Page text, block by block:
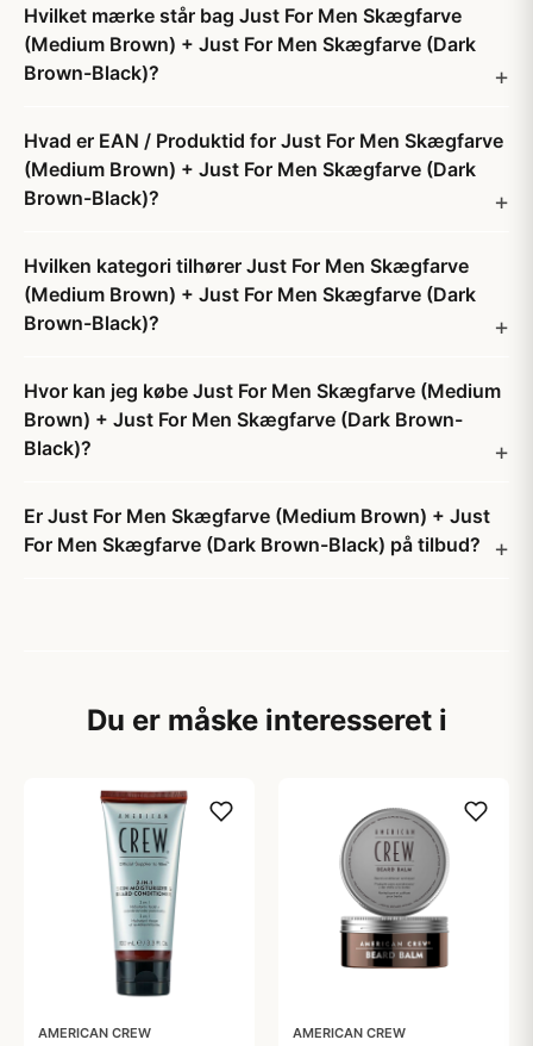
Hvilket mærke står bag Just For Men Skægfarve
(Medium Brown) + Just For Men Skægfarve (Dark
Brown-Black)?
Hvad er EAN / Produktid for Just For Men Skægfarve
(Medium Brown) + Just For Men Skægfarve (Dark
Brown-Black)?
Hvilken kategori tilhører Just For Men Skægfarve
(Medium Brown) + Just For Men Skægfarve (Dark
Brown-Black)?
Hvor kan jeg købe Just For Men Skægfarve (Medium
Brown) + Just For Men Skægfarve (Dark Brown-
Black)?
Er Just For Men Skægfarve (Medium Brown) + Just
For Men Skægfarve (Dark Brown-Black) på tilbud?
Du er måske interesseret i
AMERICAN CREW AMERICAN CREW